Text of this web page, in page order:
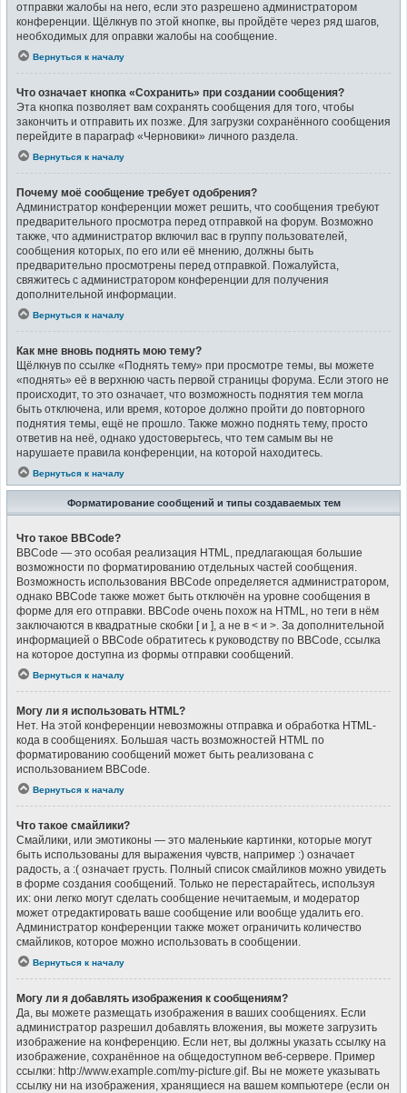
отправки жалобы на него, если это разрешено администратором
конференции. Щёлкнув по этой кнопке, вы пройдёте через ряд шагов,
необходимых для оправки жалобы на сообщение.
Вернуться к началу
Что означает кнопка «Сохранить» при создании сообщения?
Эта кнопка позволяет вам сохранять сообщения для того, чтобы
закончить и отправить их позже. Для загрузки сохранённого сообщения
перейдите в параграф «Черновики» личного раздела.
Вернуться к началу
Почему моё сообщение требует одобрения?
Администратор конференции может решить, что сообщения требуют
предварительного просмотра перед отправкой на форум. Возможно
также, что администратор включил вас в группу пользователей,
сообщения которых, по его или её мнению, должны быть
предварительно просмотрены перед отправкой. Пожалуйста,
свяжитесь с администратором конференции для получения
дополнительной информации.
Вернуться к началу
Как мне вновь поднять мою тему?
Щёлкнув по ссылке «Поднять тему» при просмотре темы, вы можете
«поднять» её в верхнюю часть первой страницы форума. Если этого не
происходит, то это означает, что возможность поднятия тем могла
быть отключена, или время, которое должно пройти до повторного
поднятия темы, ещё не прошло. Также можно поднять тему, просто
ответив на неё, однако удостоверьтесь, что тем самым вы не
нарушаете правила конференции, на которой находитесь.
Вернуться к началу
Форматирование сообщений и типы создаваемых тем
Что такое BBCode?
BBCode — это особая реализация HTML, предлагающая большие
возможности по форматированию отдельных частей сообщения.
Возможность использования BBCode определяется администратором,
однако BBCode также может быть отключён на уровне сообщения в
форме для его отправки. BBCode очень похож на HTML, но теги в нём
заключаются в квадратные скобки [ и ], а не в < и >. За дополнительной
информацией о BBCode обратитесь к руководству по BBCode, ссылка
на которое доступна из формы отправки сообщений.
Вернуться к началу
Могу ли я использовать HTML?
Нет. На этой конференции невозможны отправка и обработка HTML-
кода в сообщениях. Большая часть возможностей HTML по
форматированию сообщений может быть реализована с
использованием BBCode.
Вернуться к началу
Что такое смайлики?
Смайлики, или эмотиконы — это маленькие картинки, которые могут
быть использованы для выражения чувств, например :) означает
радость, а :( означает грусть. Полный список смайликов можно увидеть
в форме создания сообщений. Только не перестарайтесь, используя
их: они легко могут сделать сообщение нечитаемым, и модератор
может отредактировать ваше сообщение или вообще удалить его.
Администратор конференции также может ограничить количество
смайликов, которое можно использовать в сообщении.
Вернуться к началу
Могу ли я добавлять изображения к сообщениям?
Да, вы можете размещать изображения в ваших сообщениях. Если
администратор разрешил добавлять вложения, вы можете загрузить
изображение на конференцию. Если нет, вы должны указать ссылку на
изображение, сохранённое на общедоступном веб-сервере. Пример
ссылки: http://www.example.com/my-picture.gif. Вы не можете указывать
ссылку ни на изображения, хранящиеся на вашем компьютере (если он